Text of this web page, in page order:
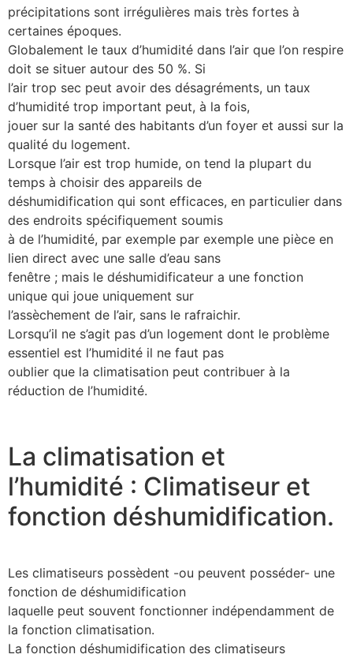
précipitations sont irrégulières mais très fortes à
certaines époques.
Globalement le taux d’humidité dans l’air que l’on respire
doit se situer autour des 50 %. Si
l’air trop sec peut avoir des désagréments, un taux
d’humidité trop important peut, à la fois,
jouer sur la santé des habitants d’un foyer et aussi sur la
qualité du logement.
Lorsque l’air est trop humide, on tend la plupart du
temps à choisir des appareils de
déshumidification qui sont efficaces, en particulier dans
des endroits spécifiquement soumis
à de l’humidité, par exemple par exemple une pièce en
lien direct avec une salle d’eau sans
fenêtre ; mais le déshumidificateur a une fonction
unique qui joue uniquement sur
l’assèchement de l’air, sans le rafraichir.
Lorsqu’il ne s’agit pas d’un logement dont le problème
essentiel est l’humidité il ne faut pas
oublier que la climatisation peut contribuer à la
réduction de l’humidité.
La climatisation et
l’humidité : Climatiseur et
fonction déshumidification.
Les climatiseurs possèdent -ou peuvent posséder- une
fonction de déshumidification
laquelle peut souvent fonctionner indépendamment de
la fonction climatisation.
La fonction déshumidification des climatiseurs